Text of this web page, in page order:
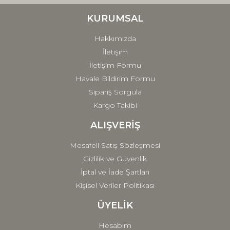
Ürün fiyatı diğer sitelerden daha pahalı.
Gönder
KURUMSAL
Hakkımızda
İletişim
İletişim Formu
Havale Bildirim Formu
Sipariş Sorgula
Kargo Takibi
ALIŞVERİŞ
Mesafeli Satış Sözleşmesi
Gizlilik ve Güvenlik
İptal ve İade Şartları
Kişisel Veriler Politikası
ÜYELİK
Hesabım